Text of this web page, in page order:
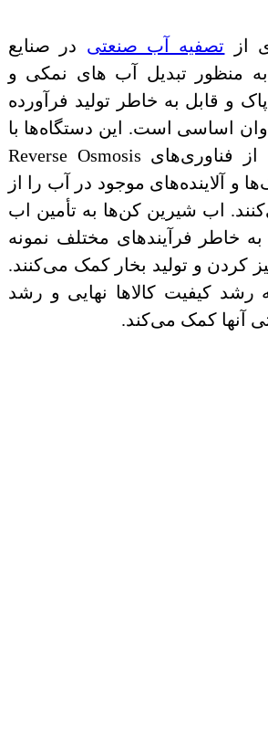
از تصفیه آب صنعتی در صنایع
به منظور تبدیل آب های نمکی و
و قابل به خاطر تولید فرآورده
اساسی است. این دستگاه‌ها با
بهره برداری از فناوری‌های Reverse Osmosis
و آلاینده‌های موجود در آب را از
اب شیرین کن‌ها به تأمین اب
به خاطر فرآیندهای مختلف نمونه
کردن و تولید بخار کمک می‌کنند.
رشد کیفیت کالاها نهایی و رشد
آنها کمک می‌کند.